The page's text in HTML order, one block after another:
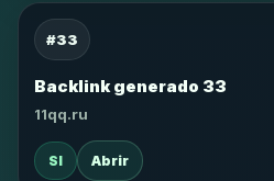
#33
Backlink generado 33
11qq.ru
SI Abrir